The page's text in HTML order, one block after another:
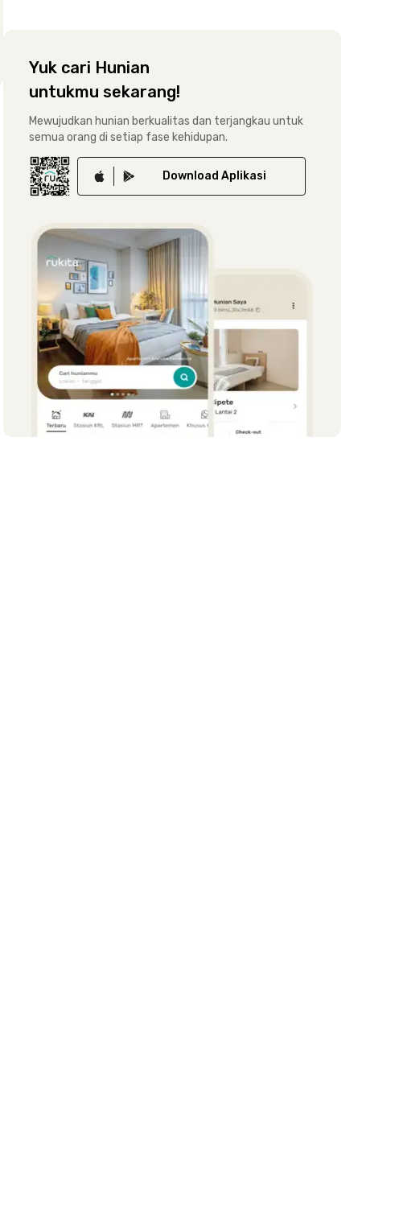
Yuk cari Hunian
untukmu sekarang!
Mewujudkan hunian berkualitas dan terjangkau untuk
semua orang di setiap fase kehidupan.
Download Aplikasi